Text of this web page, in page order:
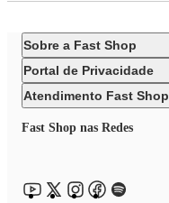
Sobre a Fast Shop
Portal de Privacidade
Atendimento Fast Shop
Fast Shop nas Redes